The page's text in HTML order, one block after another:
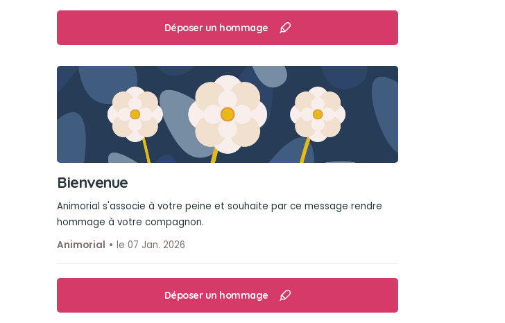
Déposer un hommage
Bienvenue
Animorial s'associe à votre peine et souhaite par ce message rendre
hommage à votre compagnon.
Animorial
le 07 Jan. 2026
Déposer un hommage